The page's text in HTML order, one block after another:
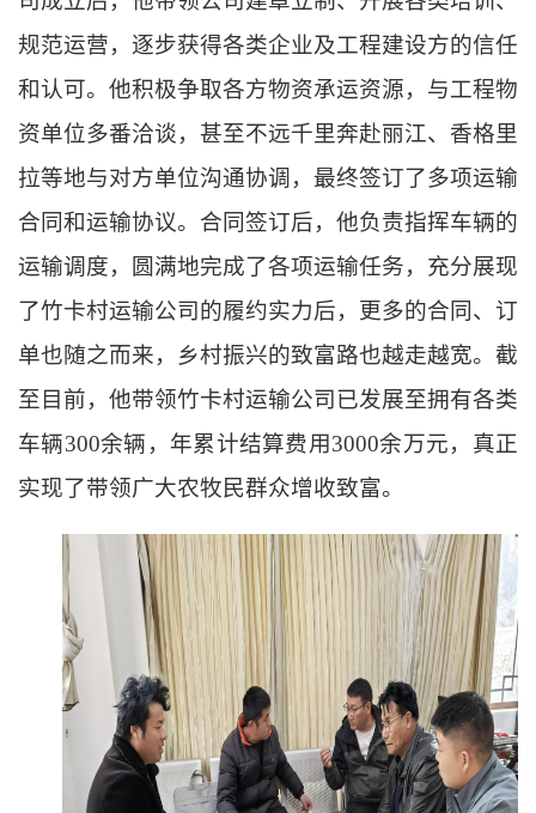
规范运营，逐步获得各类企业及工程建设方的信任
和认可。他积极争取各方物资承运资源，与工程物
资单位多番洽谈，甚至不远千里奔赴丽江、香格里
拉等地与对方单位沟通协调，最终签订了多项运输
合同和运输协议。合同签订后，他负责指挥车辆的
运输调度，
圆满地完成了各项运输任务，充分展现
了竹卡村运输公司的履约实力后，更多的合同、订
单也随之而来，乡村振兴的致富路也越走越宽。截
至目前，他带领竹卡村运输公司已发展至拥有各类
车辆300余辆，年累计结算费用3000余万元，真正
实现了带领广大农牧民群众增收致富。